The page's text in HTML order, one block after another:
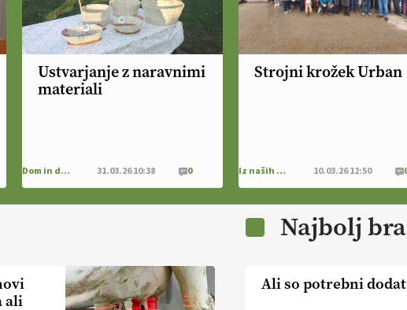
Ustvarjanje z naravnimi
materiali
Dom in družina 31.03.26 10:38 0
Strojni krožek Urban
Iz naših krajev 10.03.26 12:50
ali
Najbolj
Ali so potrebni